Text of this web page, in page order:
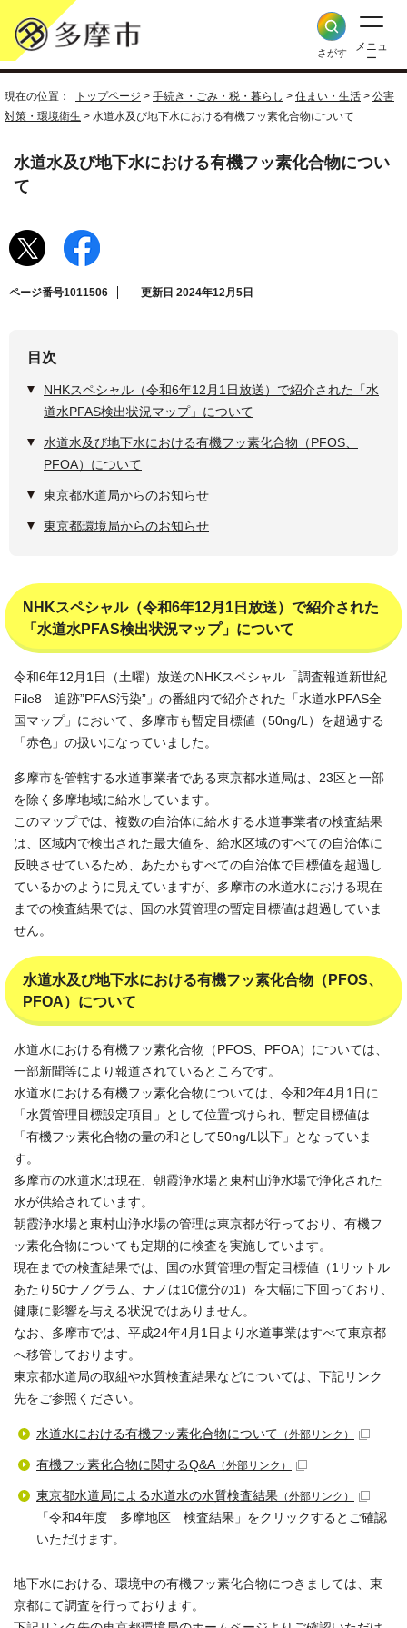
さがす
メニュ
ー
現在の位置： トップページ > 手続き・ごみ・税・暮らし > 住まい・生活 > 公害
対策・環境衛生 > 水道水及び地下水における有機フッ素化合物について
水道水及び地下水における有機フッ素化合物につい
て
ページ番号1011506 更新日 2024年12月5日
目次
NHKスペシャル（令和6年12月1日放送）で紹介された「水
道水PFAS検出状況マップ」について
水道水及び地下水における有機フッ素化合物（PFOS、
PFOA）について
東京都水道局からのお知らせ
東京都環境局からのお知らせ
NHKスペシャル（令和6年12月1日放送）で紹介された
「水道水PFAS検出状況マップ」について
令和6年12月1日（土曜）放送のNHKスペシャル「調査報道新世紀
File8 追跡”PFAS汚染”」の番組内で紹介された「水道水PFAS全
国マップ」において、多摩市も暫定目標値（50ng/L）を超過する
「赤色」の扱いになっていました。
多摩市を管轄する水道事業者である東京都水道局は、23区と一部
を除く多摩地域に給水しています。
このマップでは、複数の自治体に給水する水道事業者の検査結果
は、区域内で検出された最大値を、給水区域のすべての自治体に
反映させているため、あたかもすべての自治体で目標値を超過し
ているかのように見えていますが、多摩市の水道水における現在
までの検査結果では、国の水質管理の暫定目標値は超過していま
せん。
水道水及び地下水における有機フッ素化合物（PFOS、
PFOA）について
水道水における有機フッ素化合物（PFOS、PFOA）については、
一部新聞等により報道されているところです。
水道水における有機フッ素化合物については、令和2年4月1日に
「水質管理目標設定項目」として位置づけられ、暫定目標値は
「有機フッ素化合物の量の和として50ng/L以下」となっていま
す。
多摩市の水道水は現在、朝霞浄水場と東村山浄水場で浄化された
水が供給されています。
朝霞浄水場と東村山浄水場の管理は東京都が行っており、有機フ
ッ素化合物についても定期的に検査を実施しています。
現在までの検査結果では、国の水質管理の暫定目標値（1リットル
あたり50ナノグラム、ナノは10億分の1）を大幅に下回っており、
健康に影響を与える状況ではありません。
なお、多摩市では、平成24年4月1日より水道事業はすべて東京都
へ移管しております。
東京都水道局の取組や水質検査結果などについては、下記リンク
先をご参照ください。
水道水における有機フッ素化合物について （外部リンク）
有機フッ素化合物に関するQ&A（外部リンク）
東京都水道局による水道水の水質検査結果 （外部リンク）
「令和4年度 多摩地区 検査結果」をクリックするとご確認
いただけます。
地下水における、環境中の有機フッ素化合物につきましては、東
京都にて調査を行っております。